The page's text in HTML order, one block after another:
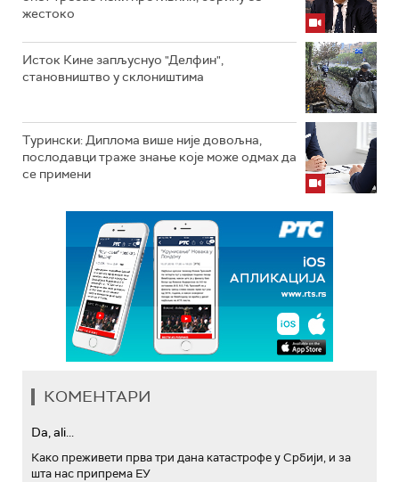
жестоко
Исток Кине запљуснуо "Делфин",
становништво у склоништима
Турински: Диплома више није довољна,
послодавци траже знање које може одмах да
се примени
КОМЕНТАРИ
Da, ali...
Како преживети прва три дана катастрофе у Србији, и за
шта нас припрема ЕУ